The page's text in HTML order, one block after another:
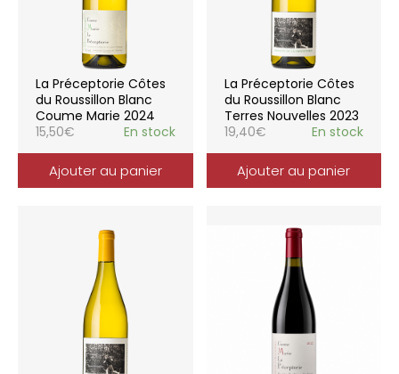
La Préceptorie Côtes
du Roussillon Blanc
Coume Marie 2024
15,50€ En stock
Ajouter au panier
La Préceptorie Côtes
du Roussillon Blanc
Terres Nouvelles 2023
19,40€ En stock
Ajouter au panier